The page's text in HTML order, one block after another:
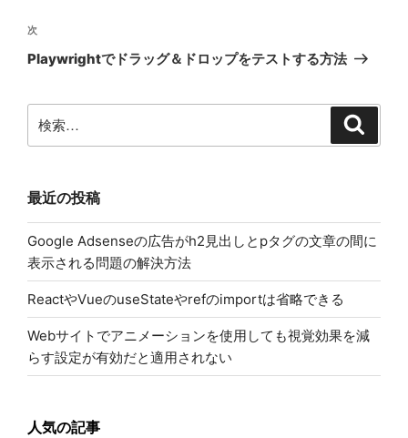
ゲ
ー
ョ
ン
次
の
次
Playwrightでドラッグ＆ドロップをテストする方法
索:
最近の投稿
Google Adsenseの広告がh2見出しとpタグの文章の間に
表示される問題の解決方法
ReactやVueのuseStateやrefのimportは省略できる
Webサイトでアニメーションを使用しても視覚効果を減
らす設定が有効だと適用されない
人気の記事